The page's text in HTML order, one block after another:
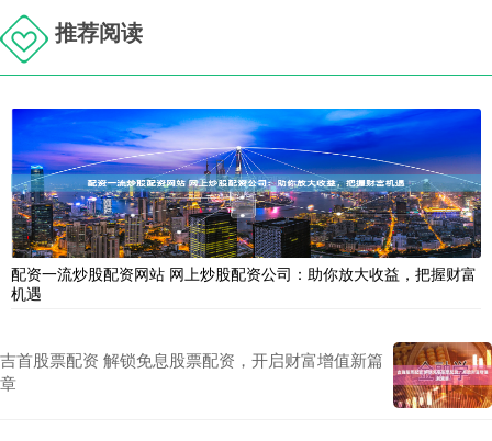
推荐阅读
配资一流炒股配资网站 网上炒股配资公司：助你放大收益，把握财富
机遇
吉首股票配资 解锁免息股票配资，开启财富增值新篇
章